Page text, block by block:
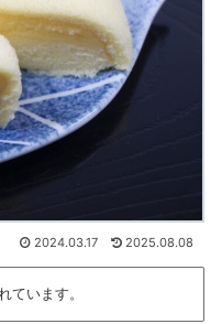
2024.03.17 2025.08.08
ています。